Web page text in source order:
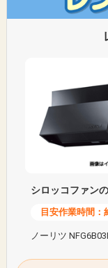
シロッコファン
目安作業時間：
ノーリツ